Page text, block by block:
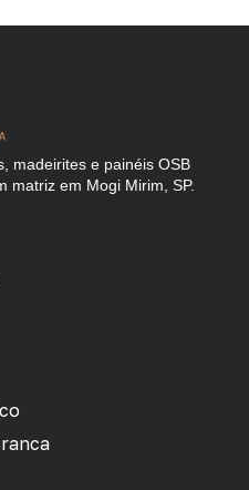
madeirites e painéis OSB
matriz em Mogi Mirim, SP.